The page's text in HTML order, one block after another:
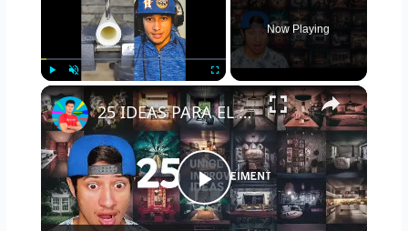
Play Unmute Fullscreen
Now Playing
×
P
25 IDEAS PARA EL HOGAR DE TU CASA